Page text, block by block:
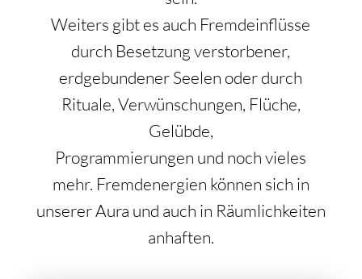
Weiters gibt es auch Fremdeinflüsse
durch Besetzung verstorbener,
erdgebundener Seelen oder durch
Rituale, Verwünschungen, Flüche,
Gelübde,
Programmierungen und noch vieles
mehr. Fremdenergien können sich in
unserer Aura und auch in Räumlichkeiten
anhaften.